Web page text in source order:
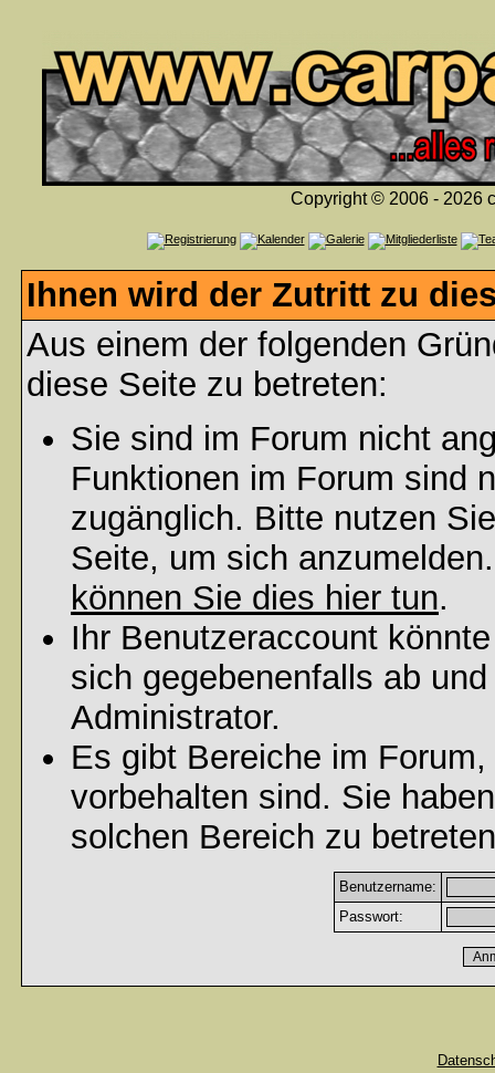
Copyright © 2006 - 2026
Ihnen wird der Zutritt zu
Aus einem der folgenden
diese Seite zu betreten:
Sie sind im Forum nicht
Funktionen im Forum sind
zugänglich. Bitte nutzen
Seite, um sich
können Sie dies hier tun.
Ihr Benutzeraccount
sich gegebenenfalls ab
Administrator.
Es gibt Bereiche im
vorbehalten sind. Sie
solchen Bereich zu
Benutzername:
Passwort: